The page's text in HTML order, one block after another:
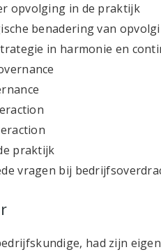
opvolging in de praktijk
benadering van
in harmonie en
praktijk
vragen bij
had zijn